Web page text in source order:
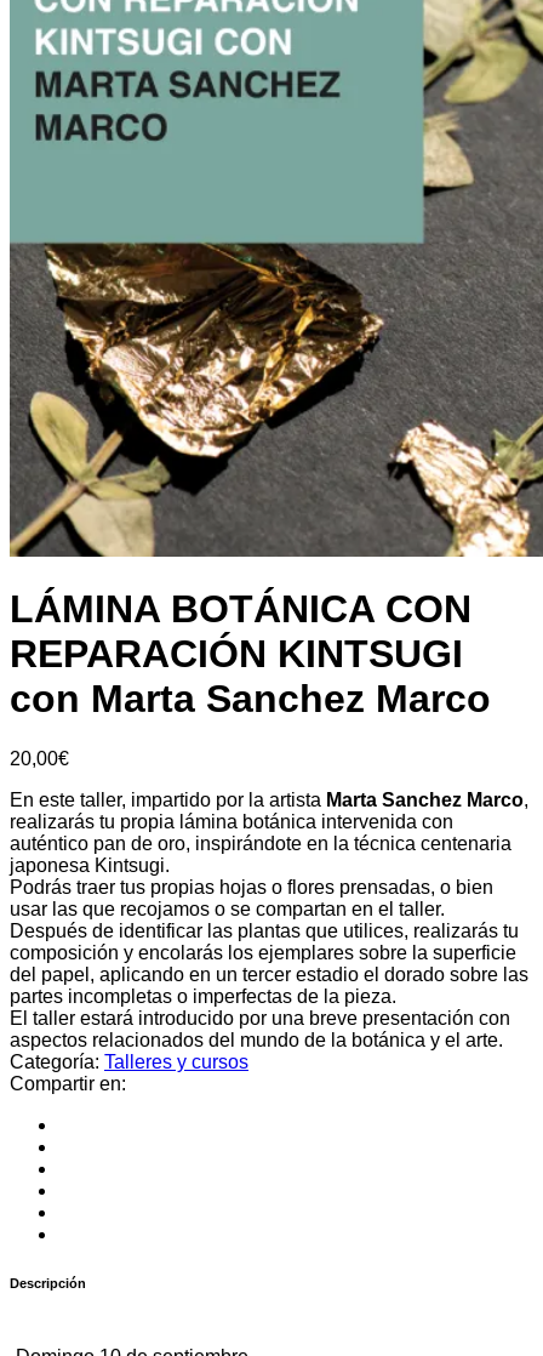
LÁMINA BOTÁNICA CON
REPARACIÓN KINTSUGI
con Marta Sanchez Marco
20,00€
En este taller, impartido por la artista Marta Sanchez Marco,
realizarás tu propia lámina botánica intervenida con
auténtico pan de oro, inspirándote en la técnica centenaria
japonesa Kintsugi.
Podrás traer tus propias hojas o flores prensadas, o bien
usar las que recojamos o se compartan en el taller.
Después de identificar las plantas que utilices, realizarás tu
composición y encolarás los ejemplares sobre la superficie
del papel, aplicando en un tercer estadio el dorado sobre las
partes incompletas o imperfectas de la pieza.
El taller estará introducido por una breve presentación con
aspectos relacionados del mundo de la botánica y el arte.
Categoría: Talleres y cursos
Compartir en:
Descripción